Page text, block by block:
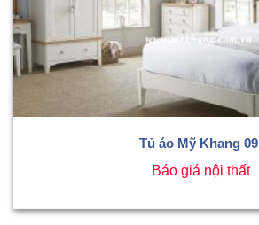
Tủ áo Mỹ Khang 09
Báo giá nội thất